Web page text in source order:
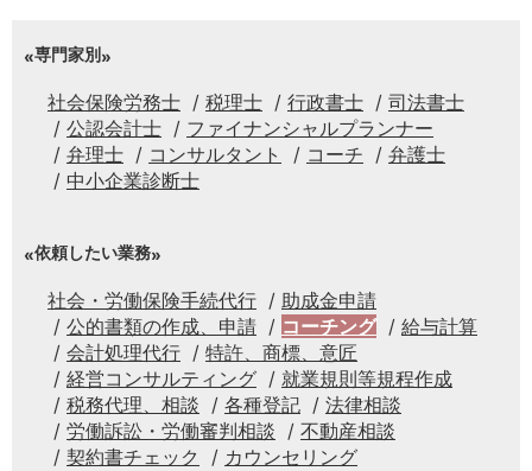
専門家別
社会保険労務士 税理士 行政書士
司法書士
公認会計士
ファイナンシャルプランナー
弁理士
コンサルタント コーチ
弁護士
中小企業診断士
依頼したい業務
社会・労働保険手続代行
助成金申請
公的書類の作成、申請
コーチング
給与計算
会計処理代行
特許、商標、意匠
経営コンサルティング
就業規則等規程作成
税務代理、相談
各種登記
法律相談
労働訴訟・労働審判相談
不動産相談
契約書チェック
カウンセリング